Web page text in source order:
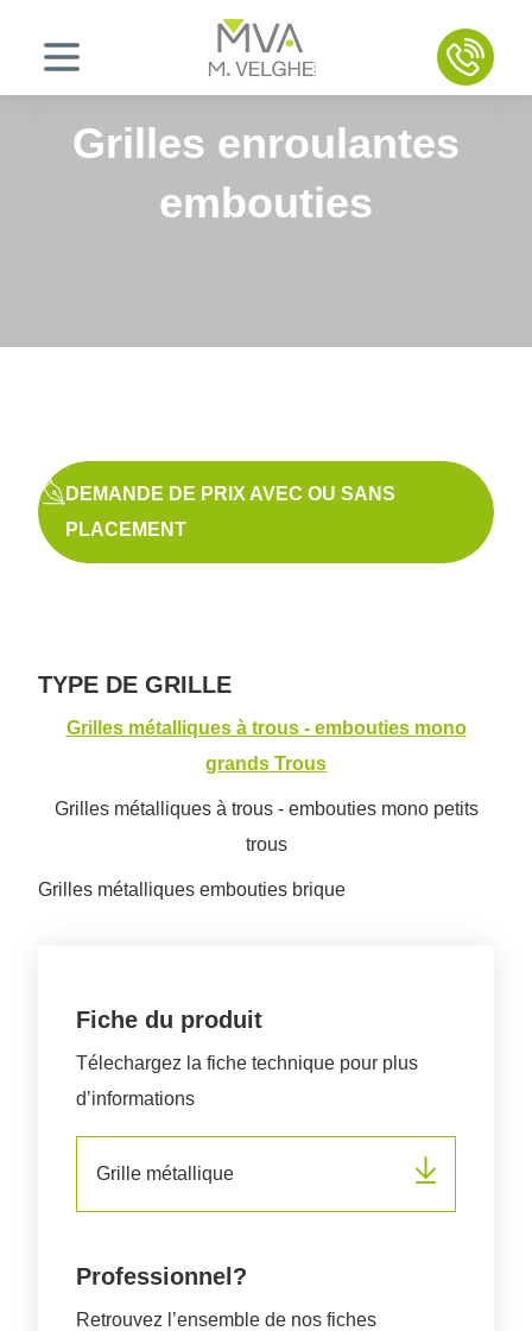
Grilles enroulantes
embouties
DEMANDE DE PRIX AVEC OU SANS
PLACEMENT
TYPE DE GRILLE
Grilles métalliques à trous - embouties mono
grands Trous
Grilles métalliques à trous - embouties mono petits
trous
Grilles métalliques embouties brique
Fiche du produit
Télechargez la fiche technique pour plus
d’informations
Grille métallique
Professionnel?
Retrouvez l’ensemble de nos fiches